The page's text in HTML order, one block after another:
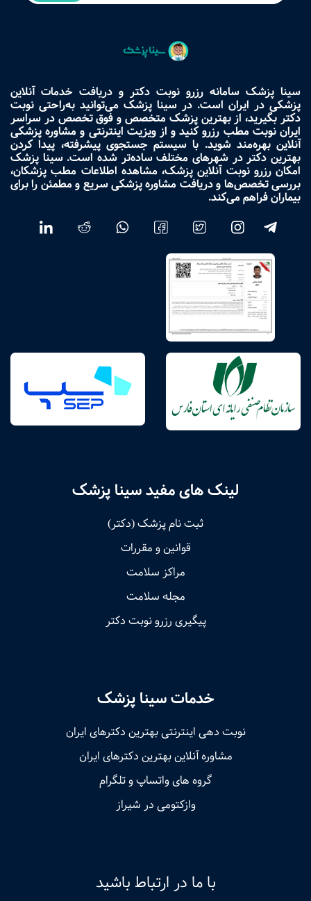
سینا پزشک سامانه رزرو نوبت دکتر و دریافت خدمات آنلاین
پزشکی در ایران است. در سینا پزشک می‌توانید به‌راحتی نوبت
دکتر بگیرید، از بهترین پزشک متخصص و فوق تخصص در سراسر
ایران نوبت مطب رزرو کنید و از ویزیت اینترنتی و مشاوره پزشکی
آنلاین بهره‌مند شوید. با سیستم جستجوی پیشرفته، پیدا کردن
بهترین دکتر در شهرهای مختلف ساده‌تر شده است. سینا پزشک
امکان رزرو نوبت آنلاین پزشک، مشاهده اطلاعات مطب پزشکان،
بررسی تخصص‌ها و دریافت مشاوره پزشکی سریع و مطمئن را برای
بیماران فراهم می‌کند.
لینک های مفید سینا پزشک
ثبت نام پزشک (دکتر)
قوانین و مقررات
مراکز سلامت
مجله سلامت
پیگیری رزرو نوبت دکتر
خدمات سینا پزشک
نوبت‌ دهی اینترنتی بهترین دکترهای ایران
مشاوره آنلاین بهترین دکترهای ایران
گروه های واتساپ و تلگرام
وازکتومی در شیراز
با ما در ارتباط باشید